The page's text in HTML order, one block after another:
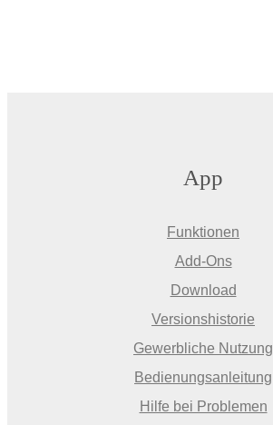
App
Funktionen
Add-Ons
Download
Versionshistorie
Gewerbliche Nutzung
Bedienungsanleitung
Hilfe bei Problemen